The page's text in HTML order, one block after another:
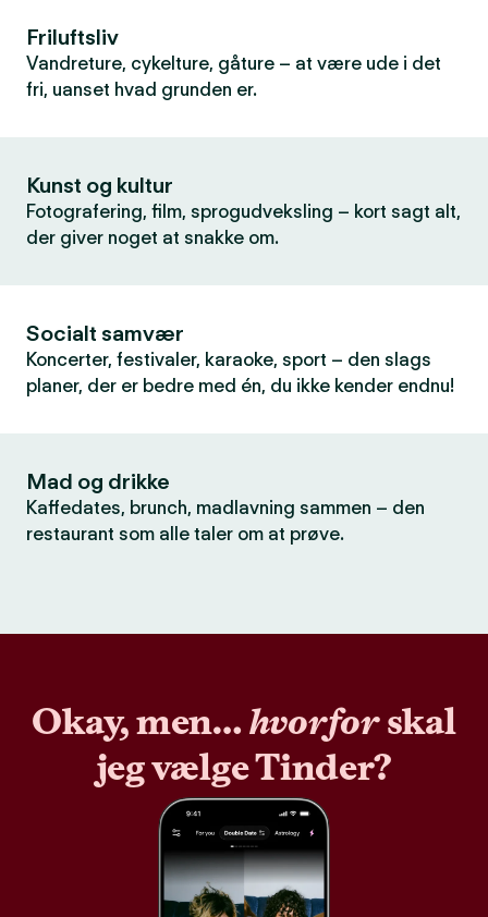
Friluftsliv
Vandreture, cykelture, gåture – at være ude i det
fri, uanset hvad grunden er.
Kunst og kultur
Fotografering, film, sprogudveksling – kort sagt alt,
der giver noget at snakke om.
Socialt samvær
Koncerter, festivaler, karaoke, sport – den slags
planer, der er bedre med én, du ikke kender endnu!
Mad og drikke
Kaffedates, brunch, madlavning sammen – den
restaurant som alle taler om at prøve.
Okay, men…hvorforskal
jeg vælge Tinder?